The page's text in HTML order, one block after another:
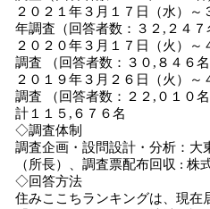
２０２１年３月１７日（水）～
年調査（回答者数：３２,２４７
２０２０年３月１７日（火）
調査 （回答者数：３０,８４６名
２０１９年３月２６日（火）
調査 （回答者数：２２,０１０名
計１１５,６７６名
◇調査体制
調査企画・設問設計・分析：
（所長）、調査票配布回収 : 株
◇回答方法
住みここちランキングは、現在